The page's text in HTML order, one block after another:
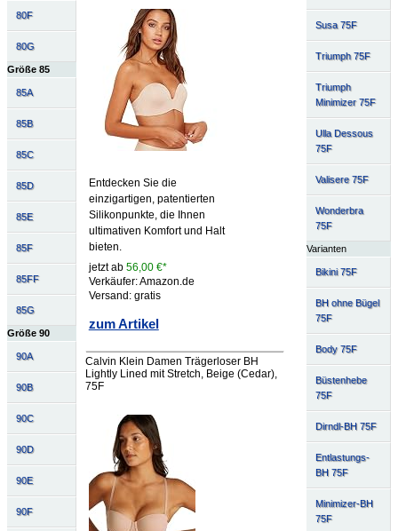
80F
80G
Größe 85
85A
85B
85C
85D
85E
85F
85FF
85G
Größe 90
90A
90B
90C
90D
90E
90F
Susa 75F
Triumph 75F
Triumph
Minimizer 75F
Ulla Dessous
75F
Valisere 75F
Wonderbra
75F
Varianten
Bikini 75F
BH ohne Bügel
75F
Body 75F
Büstenhebe
75F
Dirndl-BH 75F
Entlastungs-
BH 75F
Minimizer-BH
75F
Entdecken Sie die
einzigartigen, patentierten
Silikonpunkte, die Ihnen
ultimativen Komfort und Halt
bieten.
jetzt ab 56,00 €*
Verkäufer: Amazon.de
Versand: gratis
zum Artikel
Calvin Klein Damen Trägerloser BH
Lightly Lined mit Stretch, Beige (Cedar),
75F